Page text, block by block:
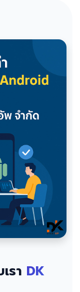
รา DK